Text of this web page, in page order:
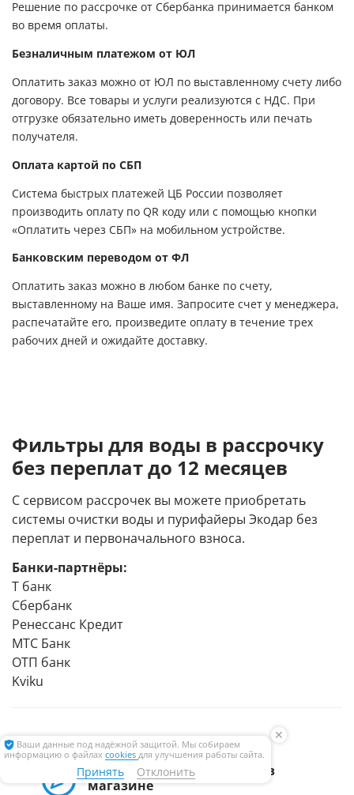
Решение по рассрочке от Сбербанка принимается банком
во время оплаты.
Безналичным платежом от ЮЛ
Оплатить заказ можно от ЮЛ по выставленному счету либо
договору. Все товары и услуги реализуются с НДС. При
отгрузке обязательно иметь доверенность или печать
получателя.
Оплата картой по СБП
Система быстрых платежей ЦБ России позволяет
производить оплату по QR коду или с помощью кнопки
«Оплатить через СБП» на мобильном устройстве.
Банковским переводом от ФЛ
Оплатить заказ можно в любом банке по счету,
выставленному на Ваше имя. Запросите счет у менеджера,
распечатайте его, произведите оплату в течение трех
рабочих дней и ожидайте доставку.
Фильтры для воды в рассрочку
без переплат до 12 месяцев
С сервисом рассрочек вы можете приобретать
системы очистки воды и пурифайеры Экодар без
переплат и первоначального взноса.
Банки-партнёры:
Т банк
Сбербанк
Ренессанс Кредит
МТС Банк
ОТП банк
Kviku
Дома, в нашем офисе или в
магазине
Ваши данные под надёжной защитой. Мы собираем
информацию о файлах cookies для улучшения работы сайта.
Принять Отклонить
✕